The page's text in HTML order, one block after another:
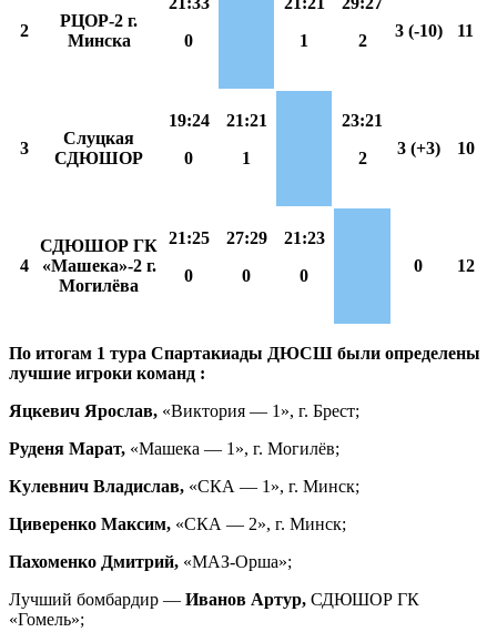
2
РЦОР-2 г.
Минска
0
1
2
3 (-10) 11
3
Слуцкая
СДЮШОР
19:24
0
21:21
1
23:21
2
3 (+3) 10
4
СДЮШОР ГК
«Машека»-2 г.
Могилёва
21:25
0
27:29
0
21:23
0
0 12
По итогам 1 тура Спартакиады ДЮСШ были определены
лучшие игроки команд :
Яцкевич Ярослав, «Виктория — 1», г. Брест;
Руденя Марат, «Машека — 1», г. Могилёв;
Кулевнич Владислав, «СКА — 1», г. Минск;
Циверенко Максим, «СКА — 2», г. Минск;
Пахоменко Дмитрий, «МАЗ-Орша»;
Лучший бомбардир — Иванов Артур, СДЮШОР ГК
«Гомель»;